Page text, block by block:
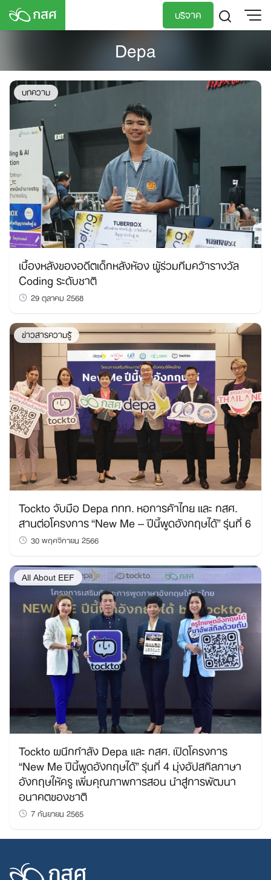
Skip
บริจาค
Depa
บทความ
เบื้องหลังของอดีตเด็กหลังห้อง ผู้ร่วมทีมคว้ารางวัล
Coding ระดับชาติ
29 ตุลาคม 2568
ข่าวสารความรู้
Tockto จับมือ Depa ททท. หอการค้าไทย และ กสศ.
สานต่อโครงการ “New Me – ปีนี้พูดอังกฤษได้” รุ่นที่ 6
30 พฤศจิกายน 2566
All About EEF
Tockto ผนึกกำลัง Depa และ กสศ. เปิดโครงการ
“New Me ปีนี้พูดอังกฤษได้” รุ่นที่ 4 มุ่งอัปสกิลภาษา
อังกฤษให้ครู เพิ่มคุณภาพการสอน นำสู่การพัฒนา
อนาคตของชาติ
7 กันยายน 2565